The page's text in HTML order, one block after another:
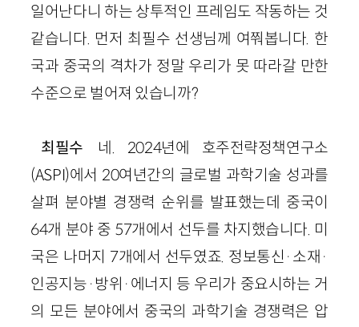
일어난다니 하는 상투적인 프레임도 작동하는 것
같습니다. 먼저 최필수 선생님께 여쭤봅니다. 한
국과 중국의 격차가 정말 우리가 못 따라갈 만한
수준으로 벌어져 있습니까?
최필수 네. 2024년에 호주전략정책연구소
(ASPI)에서 20여년간의 글로벌 과학기술 성과를
살펴 분야별 경쟁력 순위를 발표했는데 중국이
64개 분야 중 57개에서 선두를 차지했습니다. 미
국은 나머지 7개에서 선두였죠. 정보통신·소재·
인공지능·방위·에너지 등 우리가 중요시하는 거
의 모든 분야에서 중국의 과학기술 경쟁력은 압